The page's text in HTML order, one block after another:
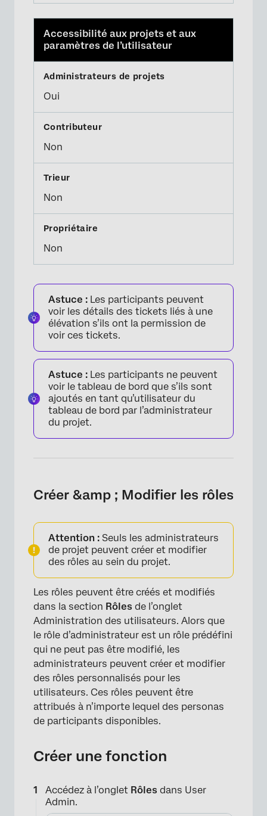
Accessibilité aux projets et aux
paramètres de l’utilisateur
Oui
Non
Non
Non
Astuce : Les participants peuvent
voir les détails des tickets liés à une
élévation s’ils ont la permission de
voir ces tickets.
Astuce : Les participants ne peuvent
voir le tableau de bord que s’ils sont
ajoutés en tant qu’utilisateur du
tableau de bord par l’administrateur
du projet.
Créer &amp ; Modifier les rôles
Attention : Seuls les administrateurs
de projet peuvent créer et modifier
des rôles au sein du projet.
Les rôles peuvent être créés et modifiés
dans la section Rôles de l’onglet
Administration des utilisateurs. Alors que
le rôle d’administrateur est un rôle prédéfini
qui ne peut pas être modifié, les
administrateurs peuvent créer et modifier
des rôles personnalisés pour les
utilisateurs. Ces rôles peuvent être
attribués à n’importe lequel des personas
de participants disponibles.
Créer une fonction
Accédez à l’onglet Rôles dans User
Admin.